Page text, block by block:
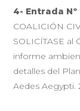
4- Entrada
COALICIÓN
SOLICÍTASE
informe
detalles del
Aedes Aegypti.